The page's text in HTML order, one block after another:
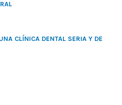
CLÍNICA DENTAL SERIA Y DE